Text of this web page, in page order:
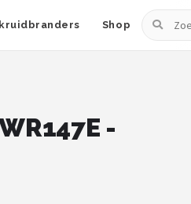
Shop
Zoeken
-